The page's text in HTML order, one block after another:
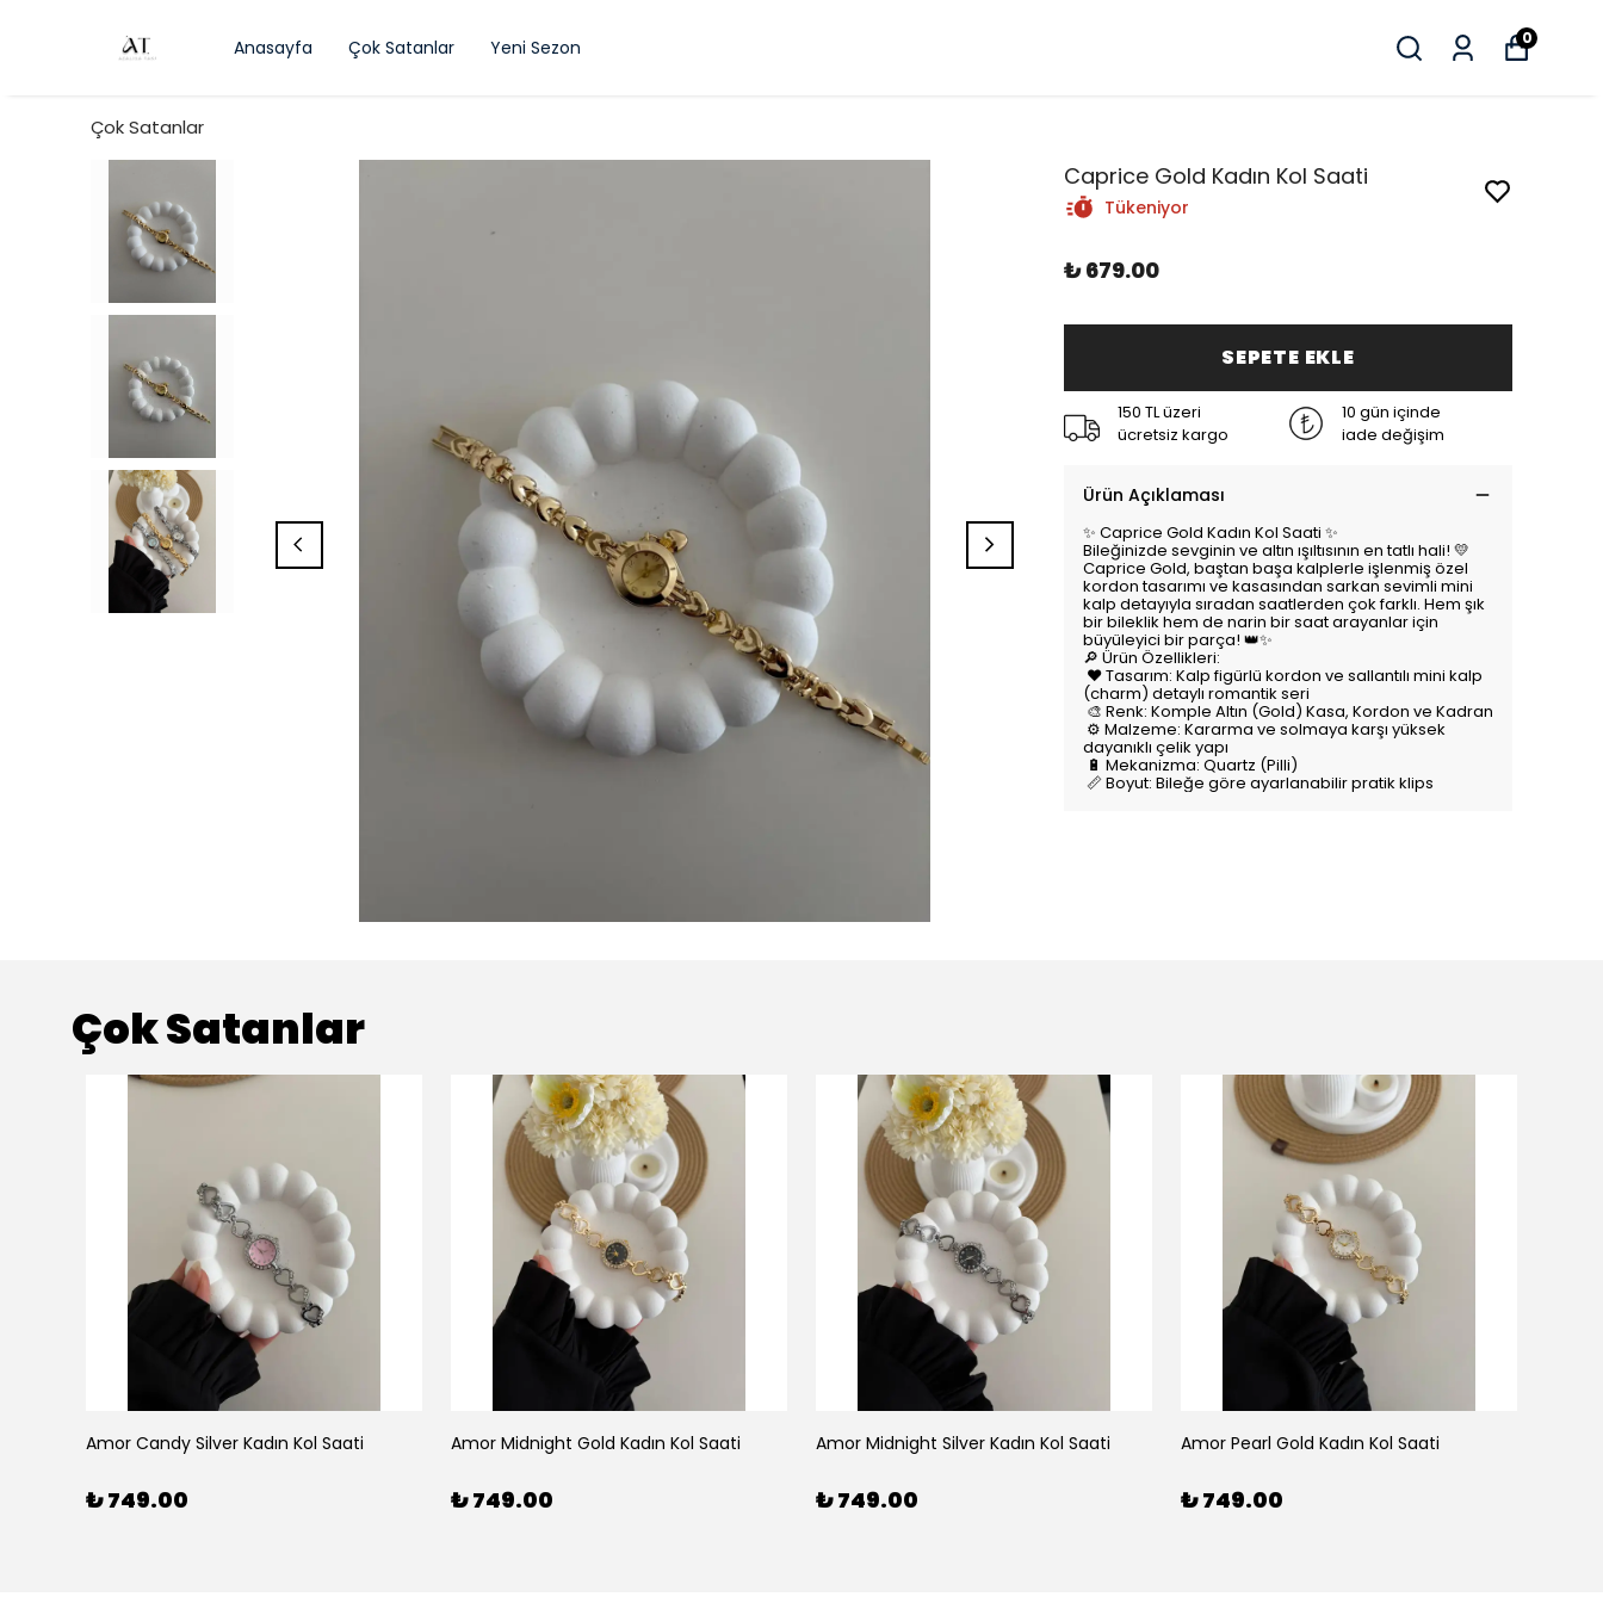
Anasayfa Çok Satanlar Yeni Sezon 0
Çok Satanlar
Caprice Gold Kadın Kol Saati
Tükeniyor
₺ 679.00
SEPETE EKLE
150 TL üzeri
ücretsiz kargo
10 gün içinde
iade değişim
Ürün Açıklaması
✨ Caprice Gold Kadın Kol Saati ✨
Bileğinizde sevginin ve altın ışıltısının en tatlı hali! 💛
Caprice Gold, baştan başa kalplerle işlenmiş özel
kordon tasarımı ve kasasından sarkan sevimli mini
kalp detayıyla sıradan saatlerden çok farklı. Hem şık
bir bileklik hem de narin bir saat arayanlar için
büyüleyici bir parça! 👑✨
🔎 Ürün Özellikleri:
❤️ Tasarım: Kalp figürlü kordon ve sallantılı mini kalp
(charm) detaylı romantik seri
🎨 Renk: Komple Altın (Gold) Kasa, Kordon ve Kadran
⚙️ Malzeme: Kararma ve solmaya karşı yüksek
dayanıklı çelik yapı
🔋 Mekanizma: Quartz (Pilli)
📏 Boyut: Bileğe göre ayarlanabilir pratik klips
Çok Satanlar
Amor Candy Silver Kadın Kol Saati
₺ 749.00
Amor Midnight Gold Kadın Kol Saati
₺ 749.00
Amor Midnight Silver Kadın Kol Saati
₺ 749.00
Amor Pearl Gold Kadın Kol Saati
₺ 749.00